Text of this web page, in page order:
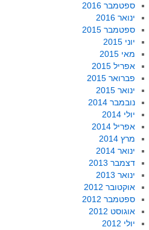
ספטמבר 2016
ינואר 2016
ספטמבר 2015
יוני 2015
מאי 2015
אפריל 2015
פברואר 2015
ינואר 2015
נובמבר 2014
יולי 2014
אפריל 2014
מרץ 2014
ינואר 2014
דצמבר 2013
ינואר 2013
אוקטובר 2012
ספטמבר 2012
אוגוסט 2012
יולי 2012